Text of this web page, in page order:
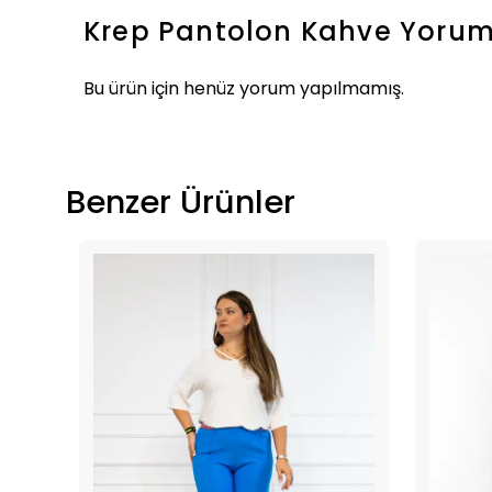
Krep Pantolon Kahve
Bu ürün için henüz yorum yapılmamış.
Benzer Ürünler